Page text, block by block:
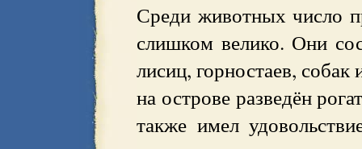
Среди животных число
слишком велико. Они
лисиц, горностаев,
на острове разведён
также имел